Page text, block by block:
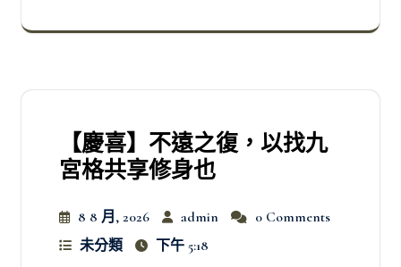
【慶喜】不遠之復，以找九
宮格共享修身也
8 8 月, 2026 admin
0 Comments
未分類
下午 5:18